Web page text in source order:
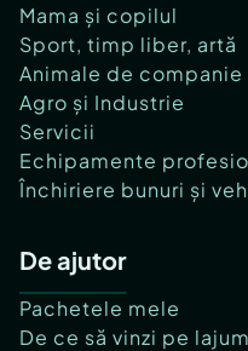
Mama și copilul
Sport, timp liber, artă
Animale de companie
Agro și Industrie
Servicii
Echipamente
Închiriere bunuri și
De ajutor
Pachetele mele
De ce să vinzi pe